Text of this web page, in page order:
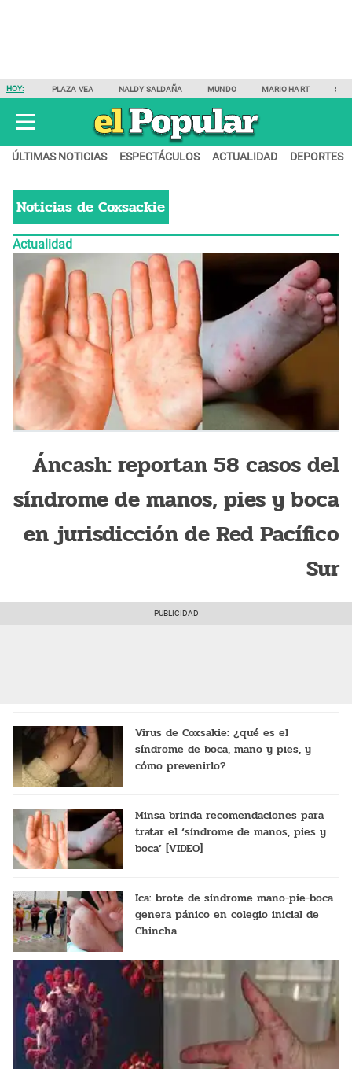
HOY: PLAZA VEA NALDY SALDAÑA MUNDO MARIO HART
ÚLTIMAS NOTICIAS ESPECTÁCULOS ACTUALIDAD DEPORTES
Noticias de Coxsackie
Actualidad
Áncash: reportan 58 casos del
síndrome de manos, pies y boca
en jurisdicción de Red Pacífico
Sur
Virus de Coxsakie: ¿qué es el
síndrome de boca, mano y pies, y
cómo prevenirlo?
Minsa brinda recomendaciones para
tratar el ‘síndrome de manos, pies y
boca’ [VIDEO]
Ica: brote de síndrome mano-pie-boca
genera pánico en colegio inicial de
Chincha